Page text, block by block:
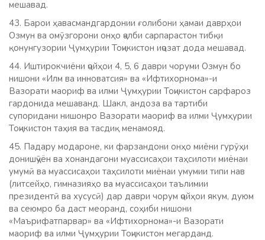
мешавад.
43. Барои ҳавасмандгардонии ғолибони ҳамаи даврҳои
Озмун ва омӯзгорони онҳо ҷалби сарпарастон тибқи
қонунгузории Ҷумҳурии Тоҷикистон иҷозат дода мешавад.
44. Иштирокчиёни ҷойҳои 4, 5, 6 даври чоруми Озмун бо
нишони «Илм ва инноватсия» ва «Ифтихорнома»-и
Вазорати маориф ва илми Ҷумҳурии Тоҷикистон сарфароз
гардонида мешаванд. Шакл, андоза ва тартиби
супоридани нишонро Вазорати маориф ва илми Ҷумҳурии
Тоҷикистон таҳия ва тасдиқ менамояд.
45. Падару модароне, ки фарзандони онҳо миёни гурӯҳи
донишҷӯён ва хонандагони муассисаҳои таҳсилоти миёнаи
умумӣ ва муассисаҳои таҳсилоти миёнаи умумии типи нав
(литсейҳо, гимназияҳо ва муассисаҳои таълимии
президентӣ ва хусусӣ) дар даври чорум ҷойҳои якум, дуюм
ва сеюмро ба даст меоранд, соҳиби нишони
«Маърифатпарвар» ва «Ифтихорнома»-и Вазорати
маориф ва илми Ҷумҳурии Тоҷикистон мегарданд.